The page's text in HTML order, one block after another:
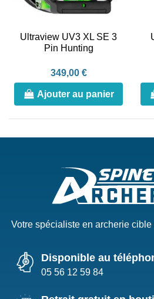
Ultraview UV3 XL SE 3
Pin Hunting
349,00 €
Ajouter au panier
Votre spécialiste en archerie
Disponible au
05 56 12 59 84